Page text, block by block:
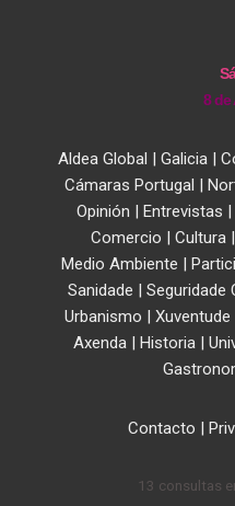
8 de
Aldea Global | Galicia|
Cámaras Portugal |
Opinión | Entrevistas |
Comercio | Cultura |
Medio Ambiente |
Sanidade | Seguridade
Urbanismo | Xuventude
Axenda| Historia|
Contacto |
13 consultas